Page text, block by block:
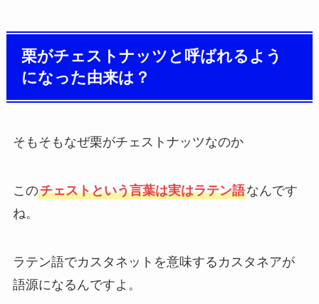
栗がチェストナッツと呼ばれるよう
になった由来は？
そもそもなぜ栗がチェストナッツなのか
このチェストという言葉は実はラテン語なんです
ね。
ラテン語でカスタネットを意味するカスタネアが
語源になるんですよ。